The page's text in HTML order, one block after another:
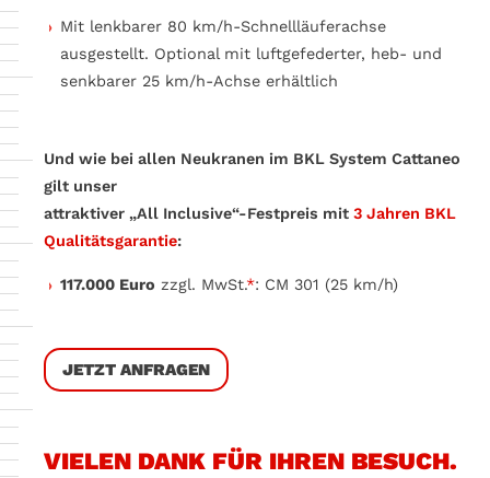
Mit lenkbarer 80 km/h-Schnellläuferachse
ausgestellt. Optional mit luftgefederter, heb- und
senkbarer 25 km/h-Achse erhältlich
Und wie bei allen Neukranen im BKL System Cattaneo
gilt unser
attraktiver „All Inclusive“-Festpreis mit 3 Jahren BKL
Qualitätsgarantie:
117.000 Euro zzgl. MwSt.*: CM 301 (25 km/h)
JETZT ANFRAGEN
VIELEN DANK FÜR IHREN BESUCH.